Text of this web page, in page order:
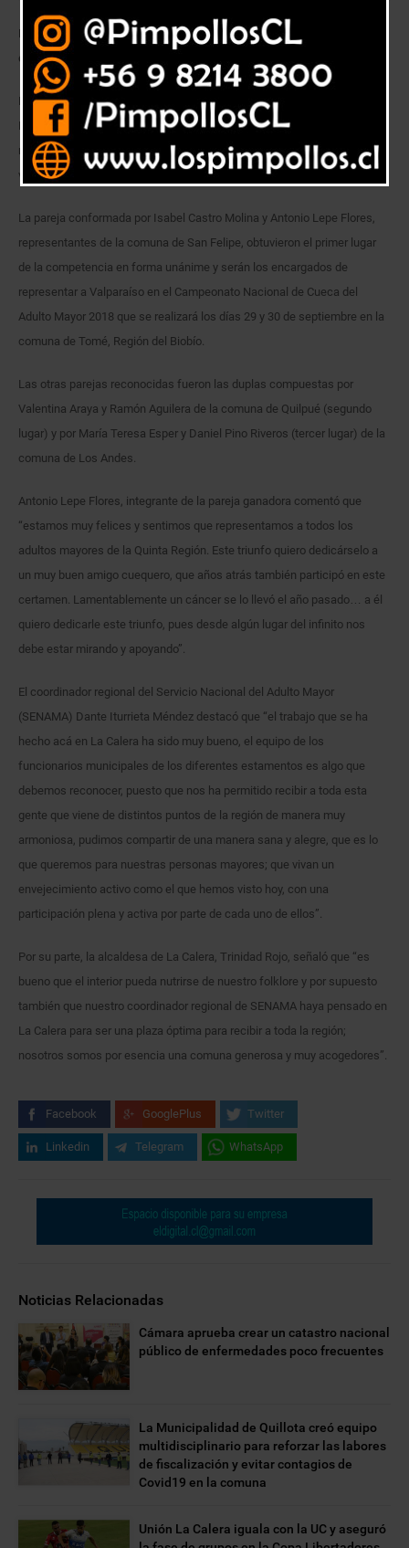
Isabel Castro Molina y Antonio Lepe Flores se coronaron campeones
de la versión regional realizada en la comuna de La Calera.
Más de 300 adultos mayores repletaron las dependencias del Colegio
Fundadores de la comuna de La Calera y apoyaron a los trece
representantes de sus comunas y provincias, con motivo de la XX°
versión del Campeonato Regional de Cueca del Adulto Mayor.
La pareja conformada por Isabel Castro Molina y Antonio Lepe Flores,
representantes de la comuna de San Felipe, obtuvieron el primer lugar
de la competencia en forma unánime y serán los encargados de
representar a Valparaíso en el Campeonato Nacional de Cueca del
Adulto Mayor 2018 que se realizará los días 29 y 30 de septiembre en la
comuna de Tomé, Región del Biobío.
Las otras parejas reconocidas fueron las duplas compuestas por
Valentina Araya y Ramón Aguilera de la comuna de Quilpué (segundo
lugar) y por María Teresa Esper y Daniel Pino Riveros (tercer lugar) de la
comuna de Los Andes.
Antonio Lepe Flores, integrante de la pareja ganadora comentó que
“estamos muy felices y sentimos que representamos a todos los
adultos mayores de la Quinta Región. Este triunfo quiero dedicárselo a
un muy buen amigo cuequero, que años atrás también participó en este
certamen. Lamentablemente un cáncer se lo llevó el año pasado… a él
quiero dedicarle este triunfo, pues desde algún lugar del infinito nos
debe estar mirando y apoyando”.
El coordinador regional del Servicio Nacional del Adulto Mayor
(SENAMA) Dante Iturrieta Méndez destacó que “el trabajo que se ha
hecho acá en La Calera ha sido muy bueno, el equipo de los
funcionarios municipales de los diferentes estamentos es algo que
debemos reconocer, puesto que nos ha permitido recibir a toda esta
gente que viene de distintos puntos de la región de manera muy
armoniosa, pudimos compartir de una manera sana y alegre, que es lo
que queremos para nuestras personas mayores; que vivan un
envejecimiento activo como el que hemos visto hoy, con una
participación plena y activa por parte de cada uno de ellos”.
Por su parte, la alcaldesa de La Calera, Trinidad Rojo, señaló que “es
bueno que el interior pueda nutrirse de nuestro folklore y por supuesto
también que nuestro coordinador regional de SENAMA haya pensado en
La Calera para ser una plaza óptima para recibir a toda la región;
nosotros somos por esencia una comuna generosa y muy acogedores”.
Facebook GooglePlus Twitter
Linkedin Telegram WhatsApp
Noticias Relacionadas
Cámara aprueba crear un catastro nacional
público de enfermedades poco frecuentes
La Municipalidad de Quillota creó equipo
multidisciplinario para reforzar las labores
de fiscalización y evitar contagios de
Covid19 en la comuna
Unión La Calera iguala con la UC y aseguró